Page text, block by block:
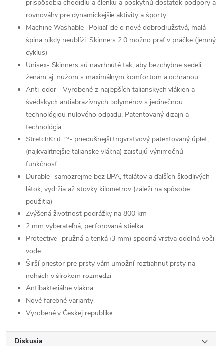
prispôsobia chodidlu a členku a poskytnú dostatok podpory a
rovnováhy pre dynamickejšie aktivity a športy
Machine Washable- Pokiaľ ide o nové dobrodružstvá, malá
špina nikdy neublíži. Skinners 2.0 možno prať v práčke (jemný
cyklus)
Unisex- Skinners sú navrhnuté tak, aby bezchybne sedeli
ženám aj mužom s maximálnym komfortom a ochranou
Anti-odor - Vyrobené z najlepších talianskych vlákien a
švédskych antiabrazívnych polymérov s jedinečnou
technológiou nulového odpadu. Patentovaný dizajn a
technológia.
StretchKnit ™- priedušnejší trojvrstvový patentovaný úplet,
(najkvalitnejšie talianske vlákna) zaisťujú výnimočnú
funkčnosť
Durable- samozrejme bez BPA, ftalátov a ďalších škodlivých
látok, vydržia až stovky kilometrov (záleží na spôsobe
použitia)
Zvýšená životnosť podrážky na 800 km
2 mm vyberateľná, perforovaná stielka
Protective- pružná a tenká (3 mm) spodná vrstva odolná voči
vode
Širší priestor pre prsty vám umožní roztiahnuť prsty na
nohách v širokom rozmedzí
Antibakteriálne vlákna
Nové farebné varianty
Vyrobené v Českej republike
Diskusia